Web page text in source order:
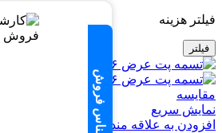
فیلتر هزینه
فیلتر
مقایسه
نمایش سریع
افزودن به علاقه مندی